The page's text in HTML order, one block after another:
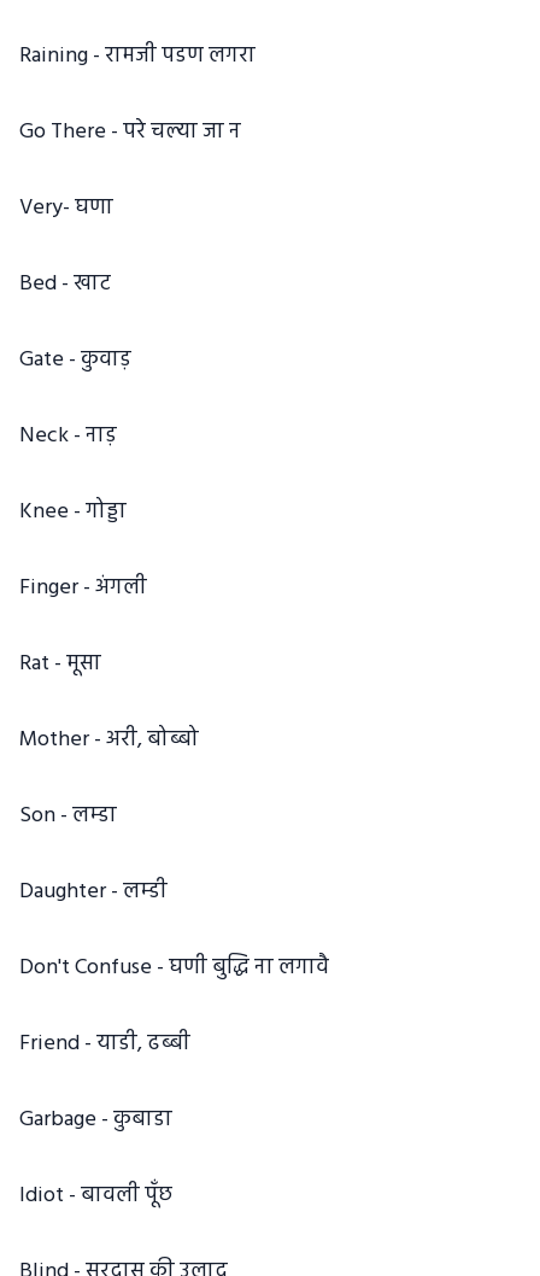
Raining - रामजी पडण लगरा
Go There - परे चल्या जा न
Very- घणा
Bed - खाट
Gate - कुवाड़
Neck - नाड़
Knee - गोड्डा
Finger - अंगली
Rat - मूसा
Mother - अरी, बोब्बो
Son - लम्डा
Daughter - लम्डी
Don't Confuse - घणी बुद्धि ना लगावै
Friend - याडी, ढब्बी
Garbage - कुबाडा
Idiot - बावली पूँछ